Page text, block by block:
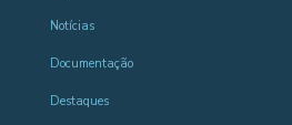
Notícias
Documentação
Destaques